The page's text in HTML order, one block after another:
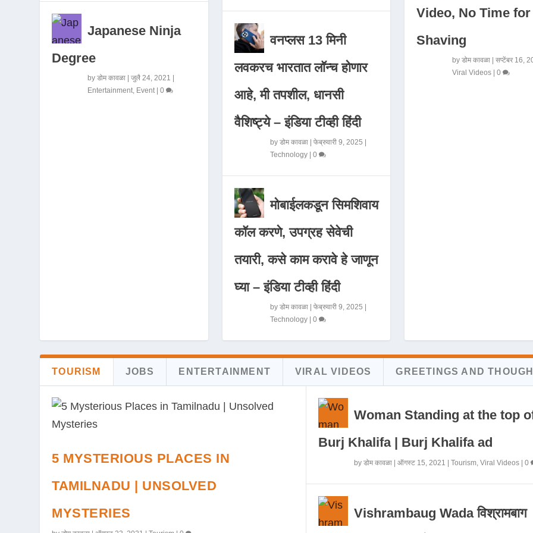
Japanese Ninja
Degree
byडोम कावळा |जुलै 24, 2021 |
Entertainment Event |0
वनप्लस 13 मिनी
लवकरच भारतात लॉन्च होणार
आहे, मी तपशील, धानसी
वैशिष्ट्ये – इंडिया टीव्ही हिंदी
by डोम कावळा| फेब्रुवारी 9, 2025
Technology| 0
मोबाईलकडून सिमशिवाय
कॉल करणे, उपग्रह सेवेची
तयारी, कसे काम करावे हे जाणून
घ्या – इंडिया टीव्ही हिंदी
by डोम कावळा| फेब्रुवारी 9, 2025
Technology| 0
Video, No Time for
Shaving
by डोम कावळा| सप्टेंबर 16,
Viral Videos| 0
TOURISM JOBS ENTERTAINMENT VIRAL VIDEOS GREETINGS AND
5 MYSTERIOUS PLACES IN
TAMILNADU | UNSOLVED
MYSTERIES
Woman Standing at the top
Burj Khalifa | Burj Khalifa ad
by डोम कावळा| ऑगस्ट 15, 2021 Tourism, Viral Videos| 0
Vishrambaug Wada विश्रामबाग